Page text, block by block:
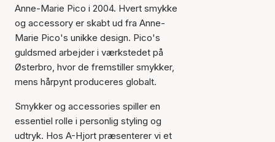
Anne-Marie Pico i 2004. Hvert smykke
og accessory er skabt ud fra Anne-
Marie Pico's unikke design. Pico's
guldsmed arbejder i værkstedet på
Østerbro, hvor de fremstiller smykker,
mens hårpynt produceres globalt.
Smykker og accessories spiller en
essentiel rolle i personlig styling og
udtryk. Hos A-Hjort præsenterer vi et